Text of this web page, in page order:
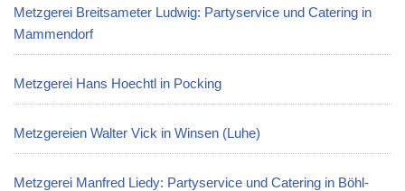
Metzgerei Breitsameter Ludwig: Partyservice und Catering in
Mammendorf
Metzgerei Hans Hoechtl in Pocking
Metzgereien Walter Vick in Winsen (Luhe)
Metzgerei Manfred Liedy: Partyservice und Catering in Böhl-